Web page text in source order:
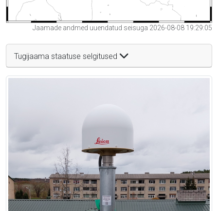
Jaamade andmed uuendatud seisuga 2026-08-08 19:29:05
Tugijaama staatuse selgitused